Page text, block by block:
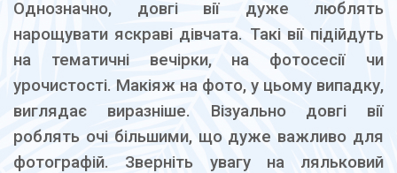
Однозначно, довгі вії дуже люблять
нарощувати яскраві дівчата. Такі вії підійдуть
на тематичні вечірки, на фотосесії чи
урочистості. Макіяж на фото, у цьому випадку,
виглядає виразніше. Візуально довгі вії
роблять очі більшими, що дуже важливо для
фотографій. Зверніть увагу на ляльковий